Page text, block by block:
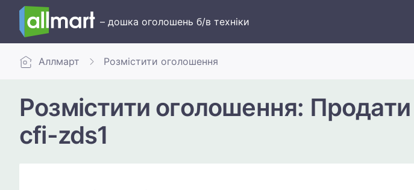
– дошка оголошень б/в техніки
Аллмарт Розмістити оголошення
Розмістити оголошення:
cfi-zds1